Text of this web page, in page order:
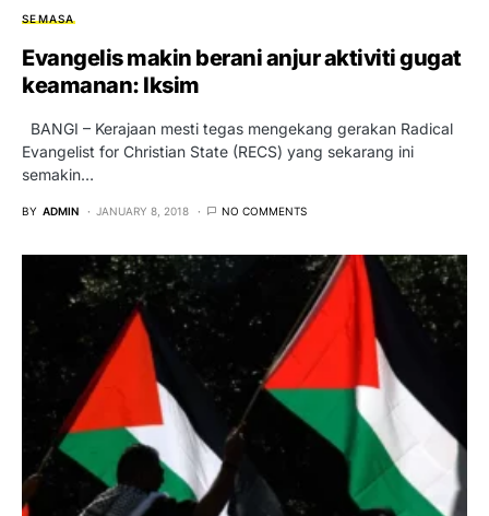
SEMASA
Evangelis makin berani anjur aktiviti gugat
keamanan: Iksim
BANGI – Kerajaan mesti tegas mengekang gerakan Radical
Evangelist for Christian State (RECS) yang sekarang ini
semakin…
BY ADMIN JANUARY 8, 2018 NO COMMENTS